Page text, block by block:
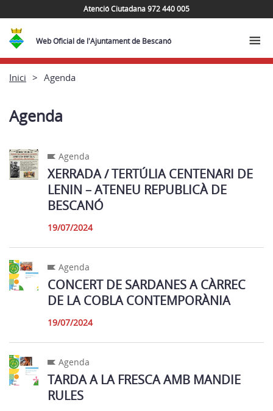
Atenció Ciutadana 972 440 005
Web Oficial de l'Ajuntament de Bescanó
Inici Agenda
Agenda
Agenda
XERRADA / TERTÚLIA CENTENARI DE
LENIN – ATENEU REPUBLICÀ DE
BESCANÓ
19/07/2024
Agenda
CONCERT DE SARDANES A CÀRREC
DE LA COBLA CONTEMPORÀNIA
19/07/2024
Agenda
TARDA A LA FRESCA AMB MANDIE
RULES